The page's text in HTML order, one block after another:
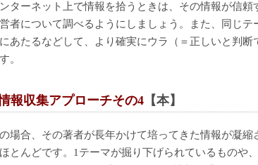
ターネット上で情報を拾うときは、その情報が信頼
者について調べるようにしましょう。また、同じテ
あたるなどして、より確実にウラ（＝正しいと判断
。
報収集アプローチその4 【本】
場合、その著者が長年かけて培ってきた情報が凝縮
とんどです。1テーマが掘り下げられているものや